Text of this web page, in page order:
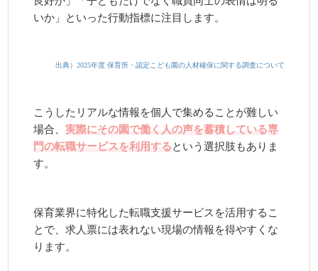
いか」といった行動指標に注目します。
出典）2025年度 保育所・認定こども園の人材確保に関する調査について
こうしたリアルな情報を個人で集めることが難しい
場合、実際にその園で働く人の声を蓄積している専
門の転職サービスを利用するという選択肢もありま
す。
保育業界に特化した転職支援サービスを活用するこ
とで、求人票には表れない現場の情報を得やすくな
ります。